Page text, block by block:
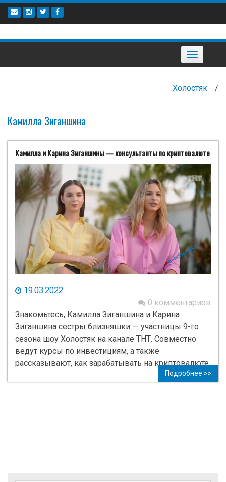
Наверх
Toggle
navigation
Холостяк /
Камилла Зиганшина
Камилла и Карина Зиганшины — консультанты по криптовалюте
19.03.2022
0 комментариев
Знакомьтесь, Камилла Зиганшина и Карина
Зиганшина сестры близняшки — участницы 9-го
сезона шоу Холостяк на канале ТНТ. Совместно
ведут курсы по инвестициям, а также
рассказывают, как зарабатывать на криптовалюте.
Подробнее >>